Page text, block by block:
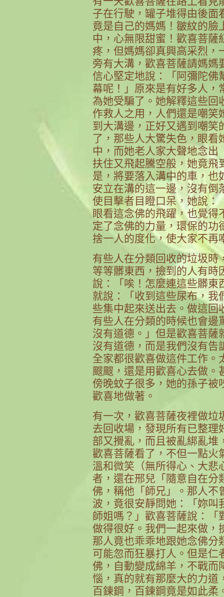
子在行駛，罐子堆得由後面
竟是自己的媽媽！皺紋的臉
中，心無限甜蜜！歡喜菩薩
疼，但媽媽卻真興高采烈，
旁有大溝，歡喜菩薩請媽媽
信心堅定地說：「阿彌陀佛
幕呢！」原來是有好多人，
為她受騙了。她解釋這些回
作救人之用，人們還是嘲笑
到大溝邊，正好又遇到嘲笑
了，那些人大驚失色，眼看
中，而她老人家大聲地念出
扶住又飛起騰空般，她竟飛
是，將要落入溝中的車，也
安立在溝的這一邊，沒有倒
使目擊者目瞪口呆，她說：
眼看這念佛的飛躍，也覺
定了念佛的力量，環保的功
捨一人的度化，使大家不再
有些人在分類回收的垃圾時
等等髒東西，撿到的人有時
說：「唉！怎麼連這些髒東
就說：「收到這些尿布，我
些集中起來送出去。做這回
有些人在分類的時候也會邊
沒有道德。」但是歡喜菩薩
沒有道德，而是我們沒有告
全家都很歡喜做這件工作。
颼颼，還是用歡喜心去做。
傍晚蚊子很多，她的孫子被
歡喜地做著。
有一次，歡喜菩薩夜裡做垃
去回收場，發現所有已整理
部又攪亂，而且被亂綁亂堆
歡喜菩薩看了，不但一點火
溫和微笑（無所得心、大悲
者，還在邢兒「隨意自在分
佛，稱他「師兄」。那人不
波，竟很安靜問她：「妳叫
師姐嗎？」歡喜菩薩說：「
做得很好。我們一起來做，
那人竟也乖乖地跟她念佛分
可能忽而狂暴打人。但是仁
佛，自動變成綿羊，不戰而
惱，真的就有那麼大的力道
百鍊鋼，百鍊鋼竟是如此柔